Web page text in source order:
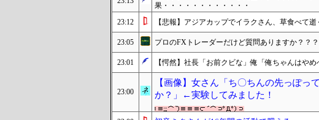
果・・・・・・・・・・・・
23:12 【悲報】アジアカップでイラクさん、草食べて
23:05 プロのFXトレーダーだけど質問ありますか？？？
23:01 【愕然】社長「お前クビな」俺「俺ちゃんはや
23:00
【画像】女さん「ち〇ちんの先っぽっ
か？」←実験してみました！